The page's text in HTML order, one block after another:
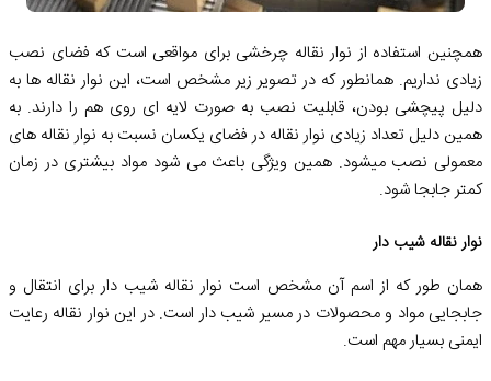
همچنین استفاده از نوار نقاله چرخشی برای مواقعی است که فضای نصب
زیادی نداریم. همانطور که در تصویر زیر مشخص است، این نوار نقاله ها به
دلیل پیچشی بودن، قابلیت نصب به صورت لایه ای روی هم را دارند. به
همین دلیل تعداد زیادی نوار نقاله در فضای یکسان نسبت به نوار نقاله های
معمولی نصب میشود. همین ویژگی باعث می شود مواد بیشتری در زمان
کمتر جابجا شود.
نوار نقاله شیب دار
همان طور که از اسم آن مشخص است نوار نقاله شیب دار برای انتقال و
جابجایی مواد و محصولات در مسیر شیب دار است. در این نوار نقاله رعایت
ایمنی بسیار مهم است.